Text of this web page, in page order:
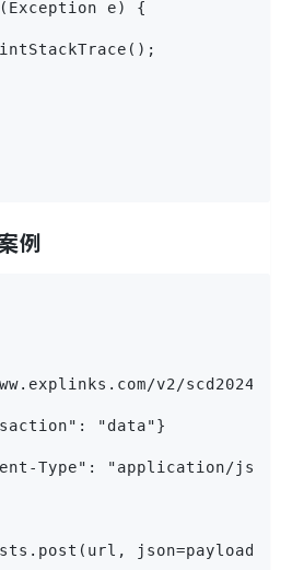
e) {
例
v2/
"data"}
Type": "application/
json=payload,